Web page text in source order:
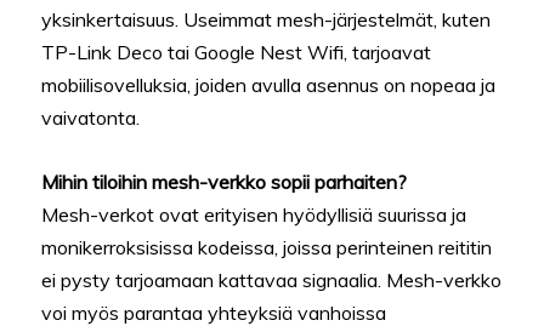
yksinkertaisuus. Useimmat mesh-järjestelmät, kuten
TP-Link Deco tai Google Nest Wifi, tarjoavat
mobiilisovelluksia, joiden avulla asennus on nopeaa ja
vaivatonta.
Mihin tiloihin mesh-verkko sopii parhaiten?
Mesh-verkot ovat erityisen hyödyllisiä suurissa ja
monikerroksisissa kodeissa, joissa perinteinen reititin
ei pysty tarjoamaan kattavaa signaalia. Mesh-verkko
voi myös parantaa yhteyksiä vanhoissa